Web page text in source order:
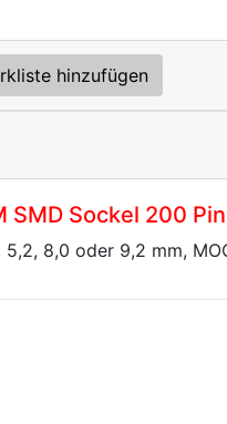
hinzufügen
SMD Sockel 200
5,2, 8,0 oder 9,2 mm,